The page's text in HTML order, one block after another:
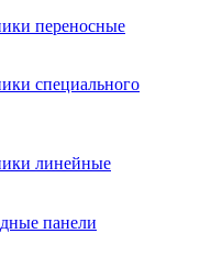
переносные
специального
линейные
панели